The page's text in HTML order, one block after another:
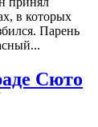
в которых
Парень
Сюто